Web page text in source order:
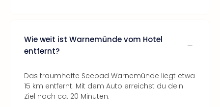
Wie weit ist Warnemünde vom Hotel
entfernt?
Das traumhafte Seebad Warnemünde liegt etwa
15 km entfernt. Mit dem Auto erreichst du dein
Ziel nach ca. 20 Minuten.